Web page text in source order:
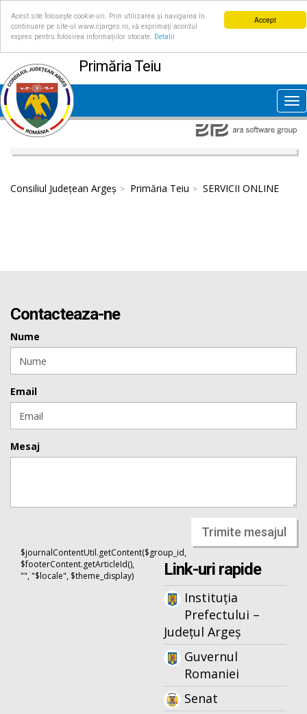
Accept
Acest site folosește cookie-uri. Prin utilizarea și navigarea în
continuare pe site-ul www.cjarges.ro, vă exprimați acordul
expres pentru folosirea informațiilor stocate.
Detalii
Primăria Teiu
Consiliul Județean Argeș Primăria Teiu SERVICII ONLINE
Contacteaza-ne
Nume
Email
Mesaj
Trimite mesajul
$journalContentUtil.getContent($group_id,
$footerContent.getArticleId(),
"", "$locale", $theme_display)
Link-uri rapide
Instituția
Prefectului –
Județul Argeș
Guvernul
Romaniei
Senat